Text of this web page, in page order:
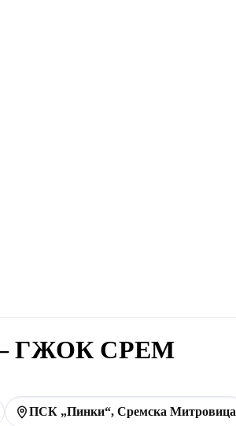
— ГЖОК СРЕМ
ПСК „Пинки“, Сремска Митровица